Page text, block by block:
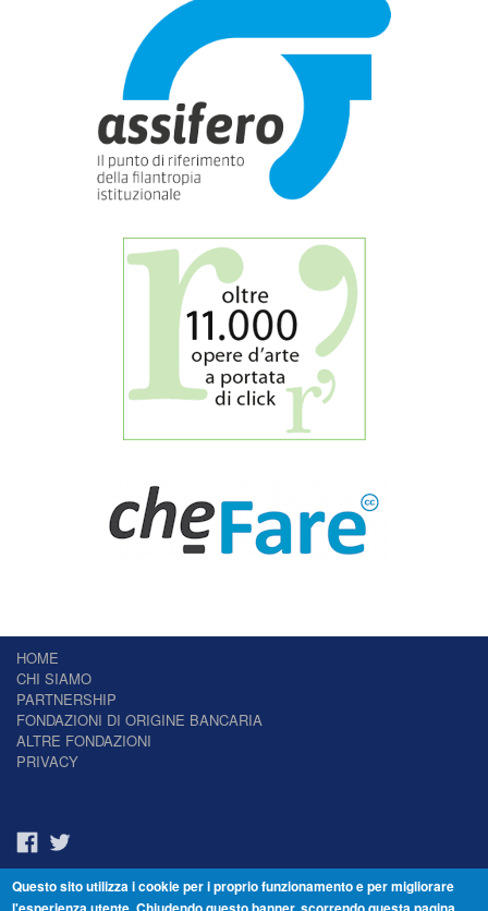
HOME
CHI SIAMO
PARTNERSHIP
FONDAZIONI DI ORIGINE BANCARIA
ALTRE FONDAZIONI
PRIVACY
Il Giornale delle Fondazioni - Periodico telematico
Questo sito utilizza i cookie per i proprio funzionamento e per migliorare